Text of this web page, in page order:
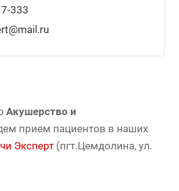
333
Акушерство и
прием пациентов в наших
Эксперт (пгт.Цемдолина, ул.